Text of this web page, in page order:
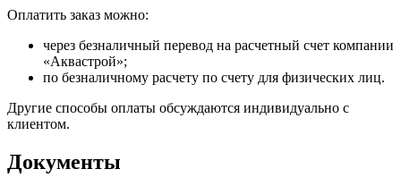
Оплатить заказ можно:
через безналичный перевод на расчетный счет компании
«Аквастрой»;
по безналичному расчету по счету для физических лиц.
Другие способы оплаты обсуждаются индивидуально с
клиентом.
Документы